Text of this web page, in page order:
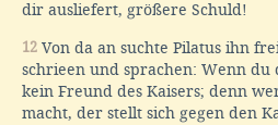
dir ausliefert, größere Schuld!
12 Von da an suchte Pilatus ihn
schrieen und sprachen: Wenn du
kein Freund des Kaisers; denn
macht, der stellt sich gegen den